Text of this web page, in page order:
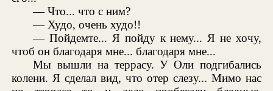
— Что... что с ним?
— Худо, очень худо!!
— Пойдемте... Я пойду к нему... Я не хочу,
чтоб он благодаря мне... благодаря мне...
Мы вышли на террасу. У Оли подгибались
колени. Я сделал вид, что отер слезу... Мимо нас